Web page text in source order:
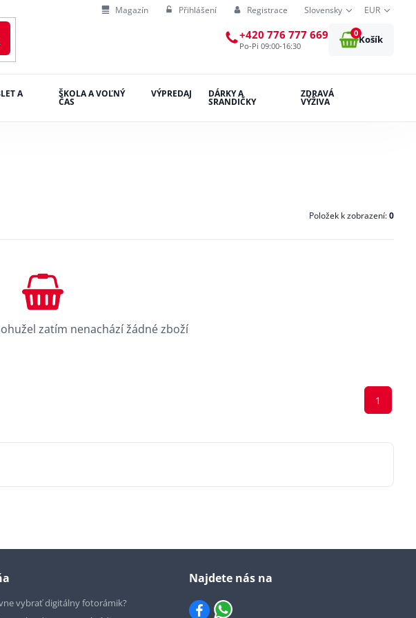
Magazín Přihlášení Registrace Slovensky EUR
+420 776 777 669
Po-Pi 09:00-16:30
0
Košík
A ŠKOLA A VOĽNÝ
ČAS
VÝPREDAJ DÁRKY A
SRANDIČKY
ZDRAVÁ
VÝŽIVA
Položek k zobrazení:0
zatím nenachází žádné zboží
1
vybrať digitálny fotorámik?
Najdete nás na